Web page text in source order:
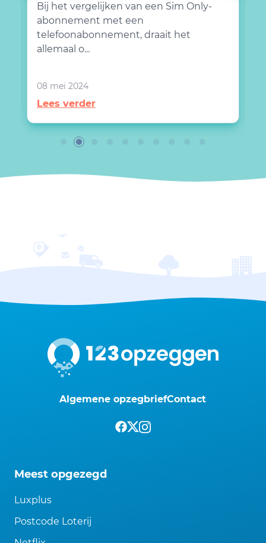
Bij het vergelijken van een Sim Only-
abonnement met een
telefoonabonnement, draait het
allemaal o...
08 mei 2024
Lees verder
Algemene opzegbriefContact
Meest opgezegd
Luxplus
Postcode Loterij